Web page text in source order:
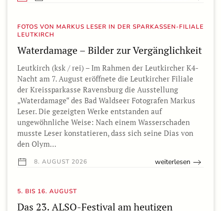
FOTOS VON MARKUS LESER IN DER SPARKASSEN-FILIALE
LEUTKIRCH
Waterdamage – Bilder zur Vergänglichkeit
Leutkirch (ksk / rei) – Im Rahmen der Leutkircher K4-
Nacht am 7. August eröffnete die Leutkircher Filiale
der Kreissparkasse Ravensburg die Ausstellung
„Waterdamage“ des Bad Waldseer Fotografen Markus
Leser. Die gezeigten Werke entstanden auf
ungewöhnliche Weise: Nach einem Wasserschaden
musste Leser konstatieren, dass sich seine Dias von
den Olym…
8. AUGUST 2026 weiterlesen
5. BIS 16. AUGUST
Das 23. ALSO-Festival am heutigen